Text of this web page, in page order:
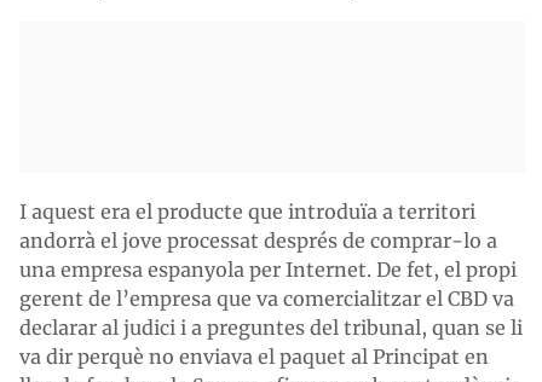
I aquest era el producte que introduïa a territori
andorrà el jove processat després de comprar-lo a
una empresa espanyola per Internet. De fet, el propi
gerent de l’empresa que va comercialitzar el CBD va
declarar al judici i a preguntes del tribunal, quan se li
va dir perquè no enviava el paquet al Principat en